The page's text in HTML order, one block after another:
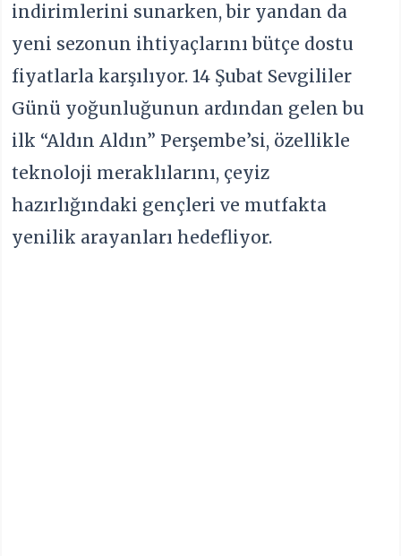
indirimlerini sunarken, bir yandan da
yeni sezonun ihtiyaçlarını bütçe dostu
fiyatlarla karşılıyor. 14 Şubat Sevgililer
Günü yoğunluğunun ardından gelen bu
ilk “Aldın Aldın” Perşembe’si, özellikle
teknoloji meraklılarını, çeyiz
hazırlığındaki gençleri ve mutfakta
yenilik arayanları hedefliyor.